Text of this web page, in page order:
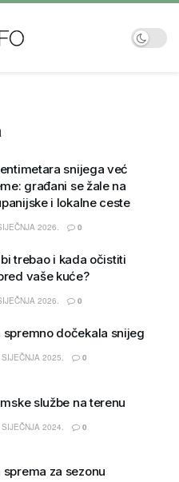
snijega već
građani se žale na
i lokalne ceste
2026. 0
trebao i kada očistiti
vaše kuće?
2026. 0
spremno dočekala snijeg
2025. 0
službe na terenu
2024. 0
za sezonu